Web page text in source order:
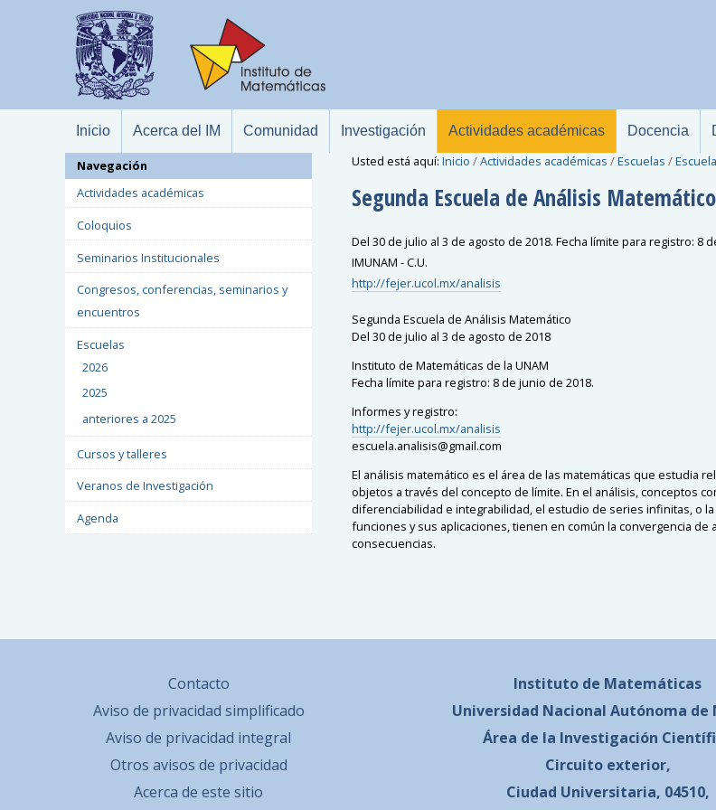
Inicio Acerca del IM Comunidad Investigación Actividades académicas Docencia
Usted está aquí: Inicio /Actividades académicas /Escuelas /
Segunda Escuela de Análisis Matemático
Del 30 de julio al 3 de agosto de 2018. Fecha límite para registro: 8
IMUNAM - C.U.
http://fejer.ucol.mx/analisis
Segunda Escuela de Análisis Matemático
Del 30 de julio al 3 de agosto de 2018
Instituto de Matemáticas de la UNAM
Fecha límite para registro: 8 de junio de 2018.
Informes y registro:
http://fejer.ucol.mx/analisis
escuela.analisis@gmail.com
El análisis matemático es el área de las matemáticas que estudia
objetos a través del concepto de límite. En el análisis, conceptos
diferenciabilidad e integrabilidad, el estudio de series infinitas, o
funciones y sus aplicaciones, tienen en común la convergencia de
consecuencias.
Navegación
Actividades académicas
Coloquios
Seminarios Institucionales
Congresos, conferencias, seminarios y
encuentros
Escuelas
2026
2025
anteriores a 2025
Cursos y talleres
Veranos de Investigación
Agenda
Contacto
Aviso de privacidad simplificado
Aviso de privacidad integral
Otros avisos de privacidad
Acerca de este sitio
Instituto de Matemáticas
Universidad Nacional Autónoma de
Área de la Investigación
Circuito exterior,
Ciudad Universitaria, 04510,